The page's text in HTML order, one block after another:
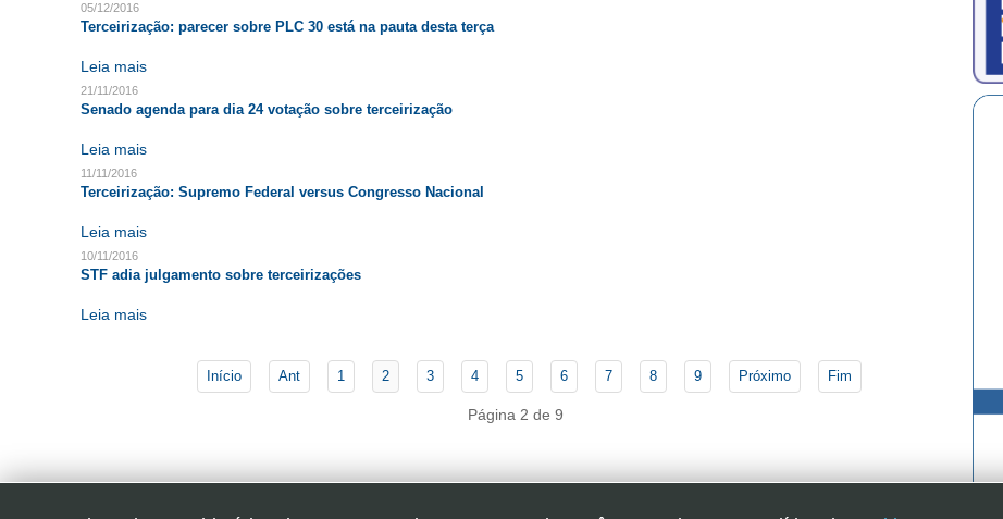
05/12/2016
Terceirização: parecer sobre PLC 30 está na pauta desta terça
Leia mais
21/11/2016
Senado agenda para dia 24 votação sobre terceirização
Leia mais
11/11/2016
Terceirização: Supremo Federal versus Congresso Nacional
Leia mais
10/11/2016
STF adia julgamento sobre terceirizações
Leia mais
Início Ant 1 2 3 4 5 6 7 8 9 Próximo Fim
Página 2 de 9